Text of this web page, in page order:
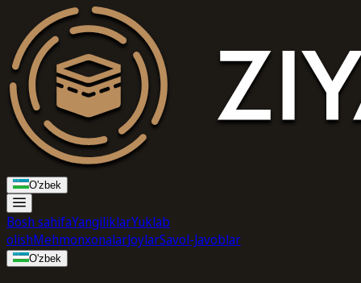
O'zbek
Bosh sahifaYangiliklarYuklab
olishMehmonxonalarJoylarSavol-Javoblar
O'zbek